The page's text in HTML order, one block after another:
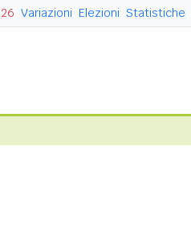
Variazioni Elezioni Statistiche